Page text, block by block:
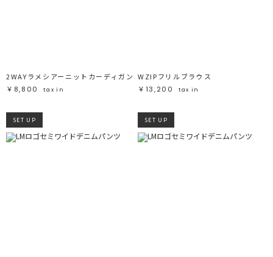
2WAYラメシアーニットカーディガン
￥8,800
tax in
WZIPフリルブラウス
￥13,200
tax in
SET UP SET UP